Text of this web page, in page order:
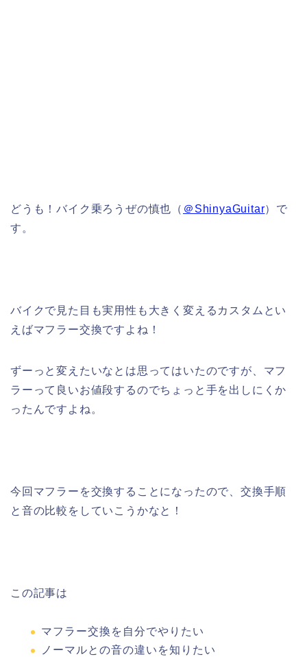
どうも！バイク乗ろうぜの慎也（ ＠ShinyaGuitar）で
す。
バイクで見た目も実用性も大きく変えるカスタムとい
えばマフラー交換ですよね！
ずーっと変えたいなとは思ってはいたのですが、マフ
ラーって良いお値段するのでちょっと手を出しにくか
ったんですよね。
今回マフラーを交換することになったので、交換手順
と音の比較をしていこうかなと！
この記事は
マフラー交換を自分でやりたい
ノーマルとの音の違いを知りたい